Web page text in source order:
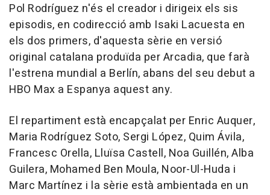
Pol Rodríguez n'és el creador i dirigeix els sis
episodis, en codirecció amb Isaki Lacuesta en
els dos primers, d'aquesta sèrie en versió
original catalana produïda per Arcadia, que farà
l'estrena mundial a Berlín, abans del seu debut a
HBO Max a Espanya aquest any.
El repartiment està encapçalat per Enric Auquer,
Maria Rodríguez Soto, Sergi López, Quim Ávila,
Francesc Orella, Lluïsa Castell, Noa Guillén, Alba
Guilera, Mohamed Ben Moula, Noor-Ul-Huda i
Marc Martínez i la sèrie està ambientada en un